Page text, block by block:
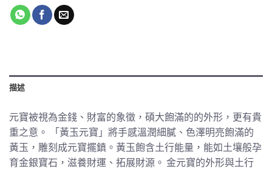
描述
元寶被視為金錢、財富的象徵，碩大飽滿的的外形，更有貴
重之意。 「黃玉元寶」將手感溫潤細膩、色澤明亮飽滿的
黃玉，雕刻成元寶擺鎮。黃玉飽含土行能量，能如土壤般孕
育金銀寶石，滋養財運、拓展財源。 金元寶的外形與土行